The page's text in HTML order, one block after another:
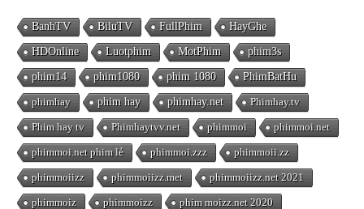
BanhTV BiluTV FullPhim HayGhe
HDOnline Luotphim MotPhim phim3s
phim14 phim1080 phim 1080 PhimBatHu
phimhay phim hay phimhay.net Phimhay.tv
Phim hay tv Phimhaytvv.net phimmoi phimmoi.net
phimmoi.net phim lẻ phimmoi.zzz phimmoii.zz
phimmoiizz phimmoiizz.met phimmoiizz.net 2021
phimmoiz phimmoizz phim moizz.net 2020